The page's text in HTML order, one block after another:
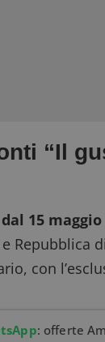
“Il
dal 15
Repubblica
, con
: offerte